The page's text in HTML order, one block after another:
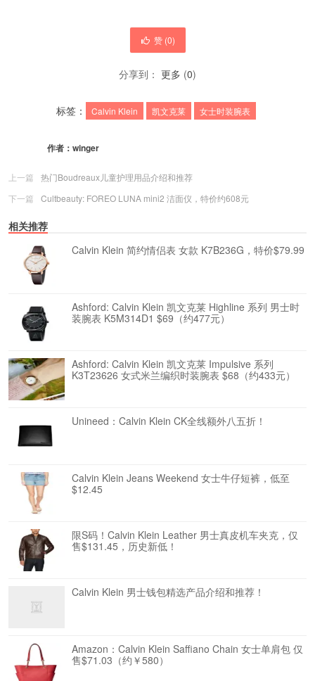
赞 (0)
分享到： 更多 (0)
标签： Calvin Klein 凯文克莱 女士时装腕表
作者： winger
上一篇
热门Boudreaux儿童护理用品介绍和推荐
下一篇
Cultbeauty: FOREO LUNA mini2 洁面仪，特价约608元
相关推荐
Calvin Klein 简约情侣表 女款 K7B236G，特价$79.99
Ashford: Calvin Klein 凯文克莱 Highline 系列 男士时
装腕表 K5M314D1 $69（约477元）
Ashford: Calvin Klein 凯文克莱 Impulsive 系列
K3T23626 女式米兰编织时装腕表 $68（约433元）
Unineed：Calvin Klein CK全线额外八五折！
Calvin Klein Jeans Weekend 女士牛仔短裤，低至
$12.45
限S码！Calvin Klein Leather 男士真皮机车夹克，仅
售$131.45，历史新低！
Calvin Klein 男士钱包精选产品介绍和推荐！
Amazon：Calvin Klein Saffiano Chain 女士单肩包 仅
售$71.03（约￥580）